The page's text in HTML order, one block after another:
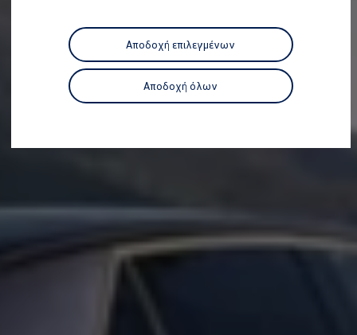
Αποδοχή επιλεγμένων
Αποδοχή όλων
Εξουσιοδοτημένο Δίκτυο Volkswagen
Αστυπάλαια: Κίνητρα Επιδότησης
Volkswagen Bulli - 75 Χρόνια Κληρονομιάς
Bulli magazine
VW Bus History